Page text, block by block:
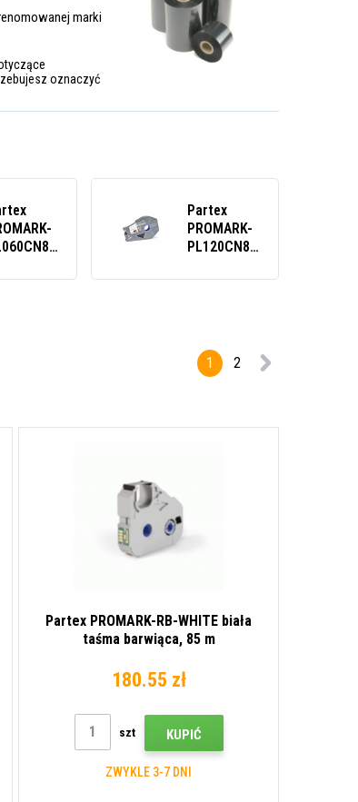
marki
oznaczyć
Partex
PROMARK-
PL120CN8,
samoprzylepna
1
2
Partex PROMARK-RB-WHITE biała
taśma barwiąca, 85 m
180.55 zł
szt KUPIĆ
ZWYKLE 3-7 DNI